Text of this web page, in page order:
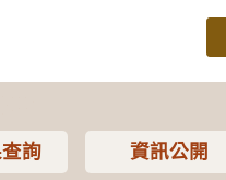
詢 資訊公開